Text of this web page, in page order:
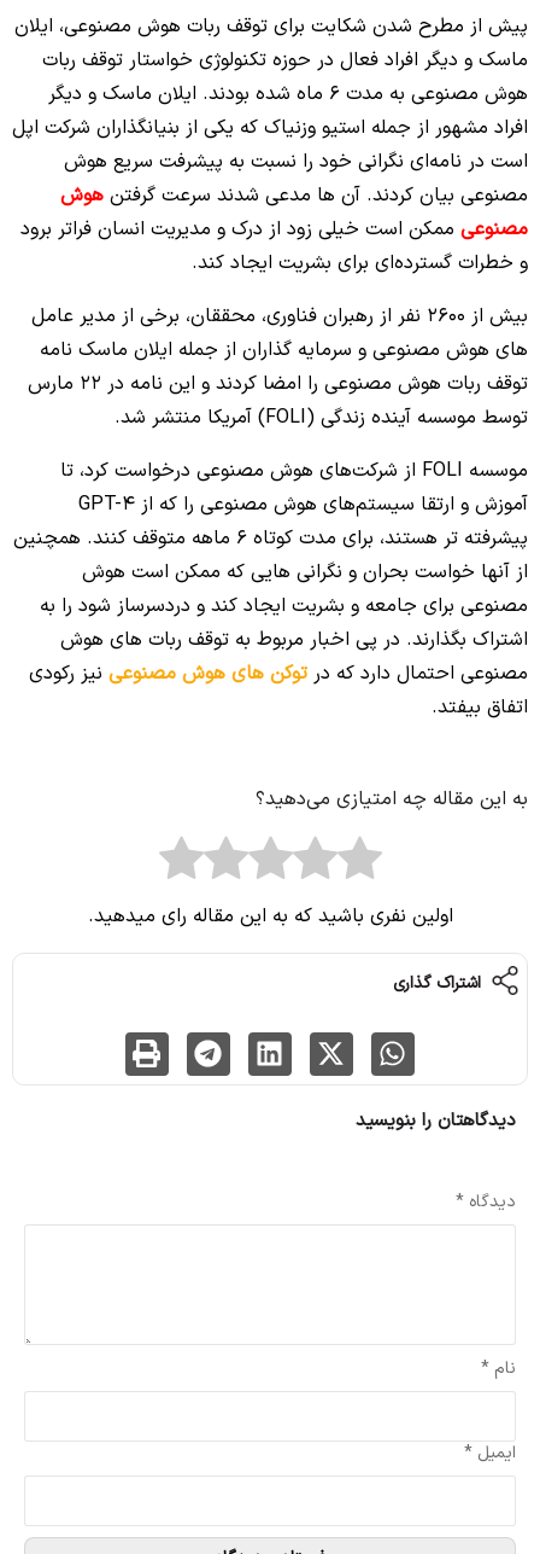
پیش از مطرح شدن شکایت برای توقف ربات هوش مصنوعی، ایلان
ماسک و دیگر افراد فعال در حوزه تکنولوژی خواستار توقف ربات
هوش مصنوعی به مدت 6 ماه شده بودند. ایلان ماسک و دیگر
افراد مشهور از جمله استیو وزنیاک که یکی از بنیانگذاران شرکت اپل
است در نامه‌ای نگرانی خود را نسبت به پیشرفت سریع هوش
مصنوعی بیان کردند. آن ها مدعی شدند سرعت گرفتن هوش
مصنوعی ممکن است خیلی زود از درک و مدیریت انسان فراتر برود
و خطرات گسترده‌ای برای بشریت ایجاد کند.
بیش از 2600 نفر از رهبران فناوری، محققان، برخی از مدیر عامل
های هوش مصنوعی و سرمایه گذاران از جمله ایلان ماسک نامه
توقف ربات هوش مصنوعی
را امضا کردند و این نامه در 22 مارس
توسط موسسه آینده زندگی (FOLI) آمریکا منتشر شد.
موسسه FOLI از شرکت‌های هوش مصنوعی درخواست کرد، تا
آموزش و ارتقا سیستم‌های هوش مصنوعی را که از GPT-4
پیشرفته تر هستند، برای مدت کوتاه 6 ماهه متوقف کنند. همچنین
از آنها خواست بحران و نگرانی هایی که ممکن است هوش
مصنوعی برای جامعه و بشریت ایجاد کند و دردسرساز شود را به
اشتراک بگذارند. در پی اخبار مربوط به توقف ربات های هوش
مصنوعی احتمال دارد که درتوکن های هوش مصنوعی نیز رکودی
اتفاق بیفتد.
به این مقاله چه امتیازی می‌دهید؟
اولین نفری باشید که به این مقاله رای میدهید.
اشتراک گذاری
دیدگاهتان را بنویسید
دیدگاه *
نام *
ایمیل *